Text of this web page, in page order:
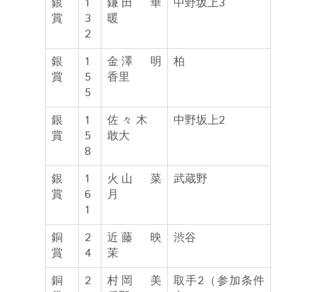
銀
賞
1
3
2
鎌田 華
暖
中野坂上3
銀
賞
1
5
5
金澤 明
香里
柏
銀
賞
1
5
8
佐々木
敢大
中野坂上2
銀
賞
1
6
1
火山 菜
月
武蔵野
銅
賞
2
4
近藤 映
茉
渋谷
銅
2
村岡 美
取手2（参加条件